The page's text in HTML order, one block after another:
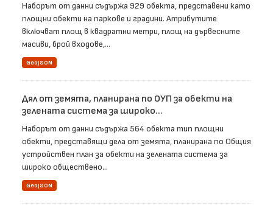
Наборът от данни съдържа 929 обекта, представени като
площни обекти на паркове и градини. Атрибутите
включват площ в квадратни метри, площ на дървесните
масиви, брой входове,...
GeoJSON
Дял от земята, планирана по ОУП за обекти на
зелената система за широко...
Наборът от данни съдържа 564 обекта тип площни
обекти, представящи дела от земята, планирана по Общия
устройствен план за обекти на зелената система за
широко обществено...
GeoJSON